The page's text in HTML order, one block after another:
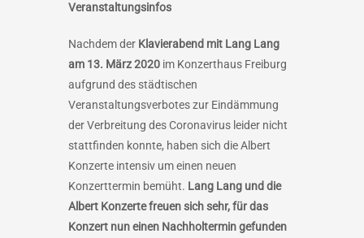
Veranstaltungsinfos
Nachdem der Klavierabend mit Lang Lang
am 13. März 2020 im Konzerthaus Freiburg
aufgrund des städtischen
Veranstaltungsverbotes zur Eindämmung
der Verbreitung des Coronavirus leider nicht
stattfinden konnte, haben sich die Albert
Konzerte intensiv um einen neuen
Konzerttermin bemüht. Lang Lang und die
Albert Konzerte freuen sich sehr, für das
Konzert nun einen Nachholtermin gefunden